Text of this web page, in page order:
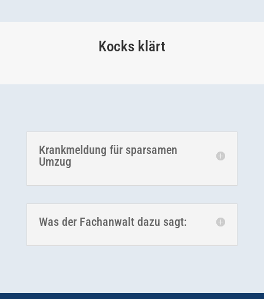
Kocks klärt
Krankmeldung für sparsamen
Umzug
Was der Fachanwalt dazu sagt: